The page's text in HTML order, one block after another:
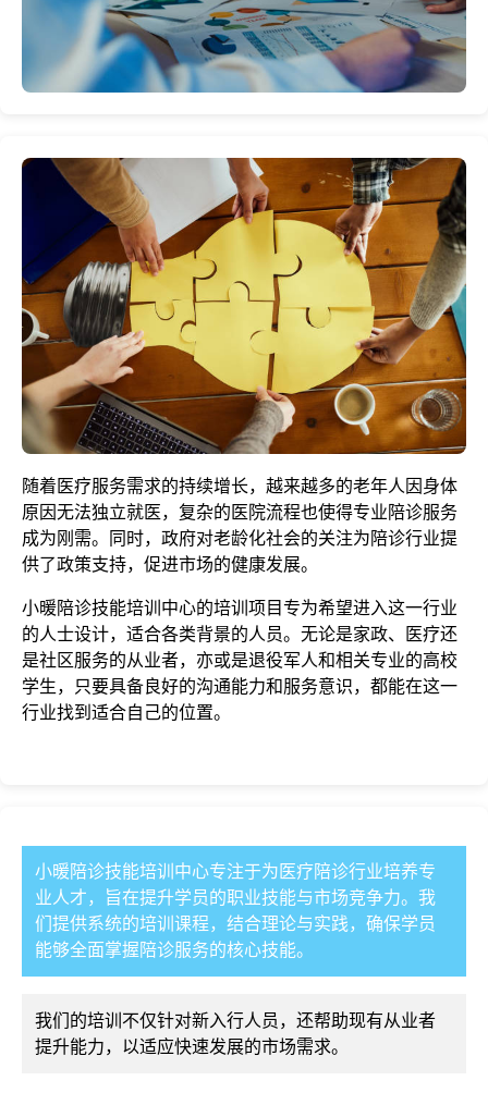
随着医疗服务需求的持续增长，越来越多的老年人因身体
原因无法独立就医，复杂的医院流程也使得专业陪诊服务
成为刚需。同时，政府对老龄化社会的关注为陪诊行业提
供了政策支持，促进市场的健康发展。
小暖陪诊技能培训中心的培训项目专为希望进入这一行业
的人士设计，适合各类背景的人员。无论是家政、医疗还
是社区服务的从业者，亦或是退役军人和相关专业的高校
学生，只要具备良好的沟通能力和服务意识，都能在这一
行业找到适合自己的位置。
小暖陪诊技能培训中心专注于为医疗陪诊行业培养专
业人才，旨在提升学员的职业技能与市场竞争力。我
们提供系统的培训课程，结合理论与实践，确保学员
能够全面掌握陪诊服务的核心技能。
我们的培训不仅针对新入行人员，还帮助现有从业者
提升能力，以适应快速发展的市场需求。